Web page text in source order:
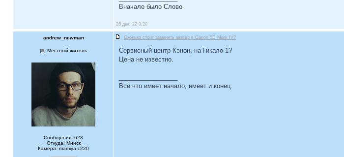
Вначале было Слово
26 дек, 22 0:20
andrew_newman Сколько стоит заменить затвор в Canon 5D Mark IV?
[ ] Местный житель
Сообщения: 623
Откуда: Минск
Камера: mamiya c220
Сервисный центр Кэнон, на Гикало 1?
Цена не известно.
Всё что имеет начало, имеет и конец.